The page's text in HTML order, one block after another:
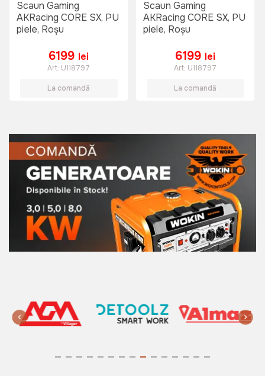
Scaun Gaming
AKRacing CORE SX, PU
piele, Roșu
6199 lei
Art: U118797
La comandă
Scaun Gaming
AKRacing CORE SX, PU
piele, Roșu
6199 lei
Art: U118797
La comandă